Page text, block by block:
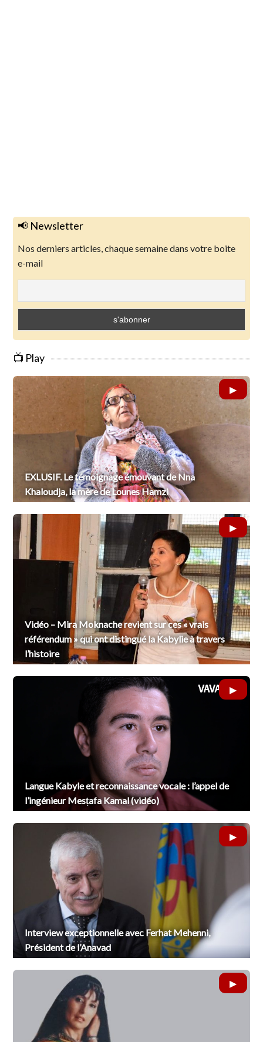
📢 Newsletter
Nos derniers articles, chaque semaine dans votre boite
e-mail
📺 Play
EXLUSIF. Le témoignage émouvant de Nna
Khaloudja, la mère de Lounes Hamzi
Vidéo – Mira Moknache revient sur ces « vrais
référendum » qui ont distingué la Kabylie à travers
l’histoire
Langue Kabyle et reconnaissance vocale : l’appel de
l’ingénieur Mesṭafa Kamal (vidéo)
Interview exceptionnelle avec Ferhat Mehenni,
Président de l’Anavad